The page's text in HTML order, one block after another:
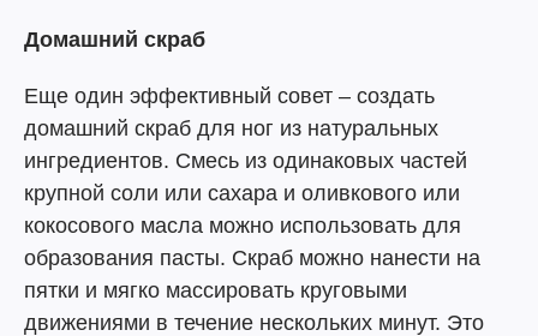
Домашний скраб
Еще один эффективный совет – создать
домашний скраб для ног из натуральных
ингредиентов. Смесь из одинаковых частей
крупной соли или сахара и оливкового или
кокосового масла можно использовать для
образования пасты. Скраб можно нанести на
пятки и мягко массировать круговыми
движениями в течение нескольких минут. Это